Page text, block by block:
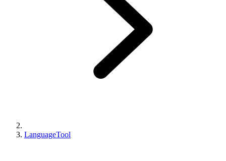
LanguageTool